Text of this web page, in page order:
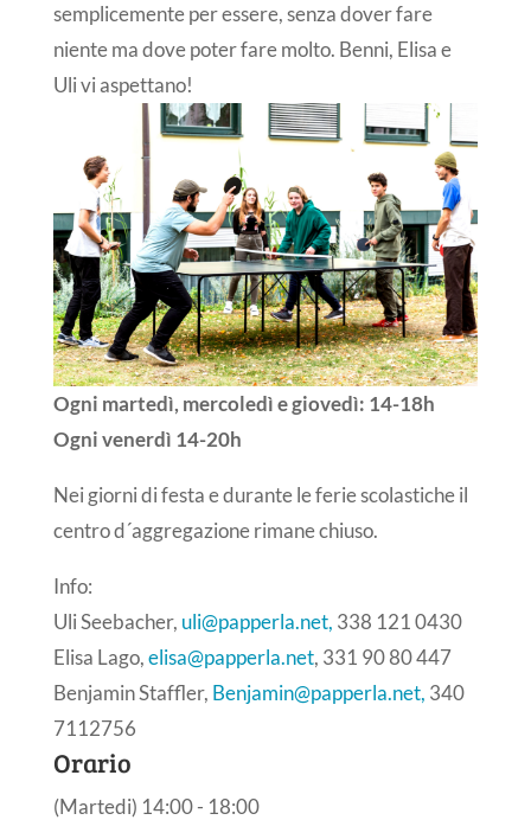
semplicemente per essere, senza dover fare
niente ma dove poter fare molto. Benni, Elisa e
Uli vi aspettano!
Ogni martedì, mercoledì e giovedì: 14-18h
Ogni venerdì 14-20h
Nei giorni di festa e durante le ferie scolastiche il
centro d´aggregazione rimane chiuso.
Info:
Uli Seebacher, uli@papperla.net, 338 121 0430
Elisa Lago,elisa@papperla.net, 331 90 80 447
Benjamin Staffler, Benjamin@papperla.net, 340
7112756
Orario
(Martedi) 14:00 - 18:00